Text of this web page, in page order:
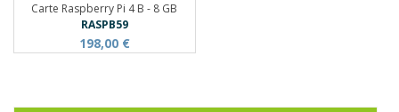
Carte Raspberry Pi 4 B - 8 GB
RASPB59
198,00 €